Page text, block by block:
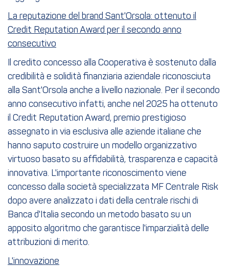
La reputazione del brand Sant'Orsola: ottenuto il
Credit Reputation Award per il secondo anno
consecutivo
Il credito concesso alla Cooperativa è sostenuto dalla
credibilità e solidità finanziaria aziendale riconosciuta
alla Sant'Orsola anche a livello nazionale. Per il secondo
anno consecutivo infatti, anche nel 2025 ha ottenuto
il Credit Reputation Award, premio prestigioso
assegnato in via esclusiva alle aziende italiane che
hanno saputo costruire un modello organizzativo
virtuoso basato su affidabilità, trasparenza e capacità
innovativa. L'importante riconoscimento viene
concesso dalla società specializzata MF Centrale Risk
dopo avere analizzato i dati della centrale rischi di
Banca d'Italia secondo un metodo basato su un
apposito algoritmo che garantisce l'imparzialità delle
attribuzioni di merito.
L'innovazione